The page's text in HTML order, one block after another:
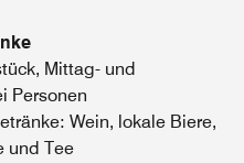
Mittag- und
Personen
Wein, lokale Biere,
und Tee